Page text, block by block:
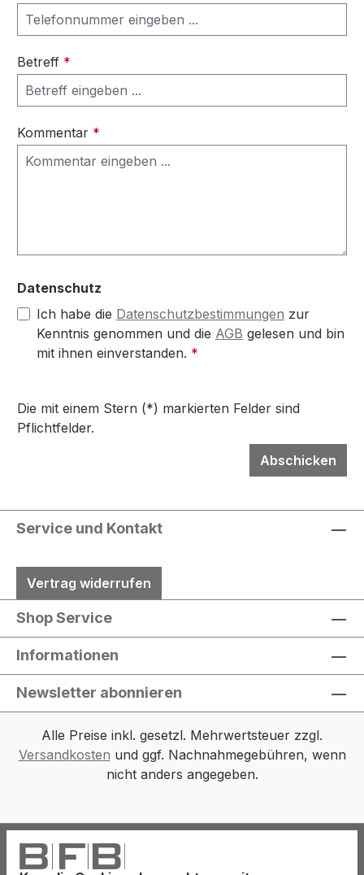
Betreff *
Kommentar *
Datenschutz
Ich habe die Datenschutzbestimmungen zur
Kenntnis genommen und die AGB gelesen und bin
mit ihnen einverstanden. *
Die mit einem Stern (*) markierten Felder sind
Pflichtfelder.
Abschicken
Service und Kontakt
Vertrag widerrufen
Shop Service
Informationen
Newsletter abonnieren
Alle Preise inkl. gesetzl. Mehrwertsteuer zzgl.
Versandkosten und ggf. Nachnahmegebühren, wenn
nicht anders angegeben.